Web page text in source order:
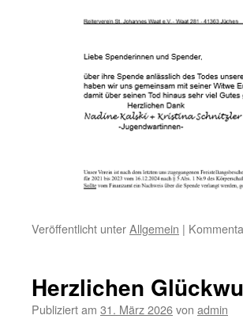
Veröffentlicht unterAllgemein |
Herzlichen
Publiziert am 31. März 2026von admin